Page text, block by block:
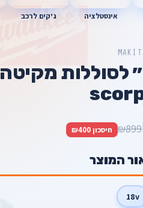
אינסטלציה ג'קים לרכב
משחזת זווית 9״ לסוללות מקיטה
₪899 חיסכון ₪400
המוצר
18v